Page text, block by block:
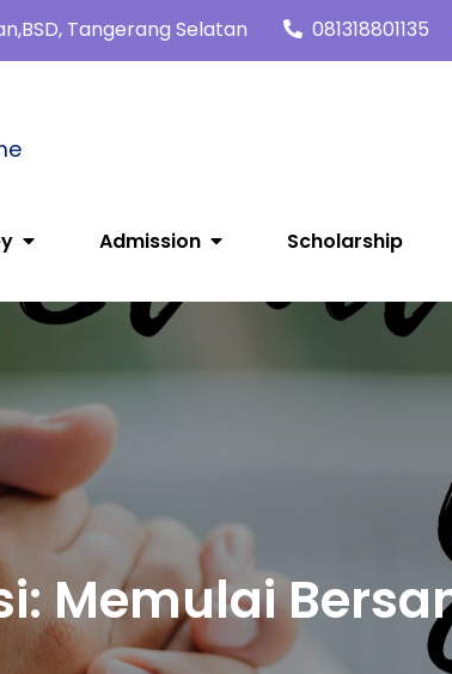
Tangerang Selatan 081318801135
Admission Scholarship
Memulai